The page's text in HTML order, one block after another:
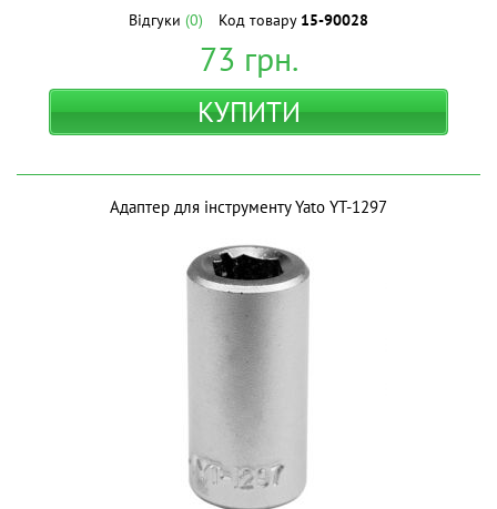
Відгуки (0) Код товару 15-90028
73 грн.
КУПИТИ
Адаптер для інструменту Yato YT-1297